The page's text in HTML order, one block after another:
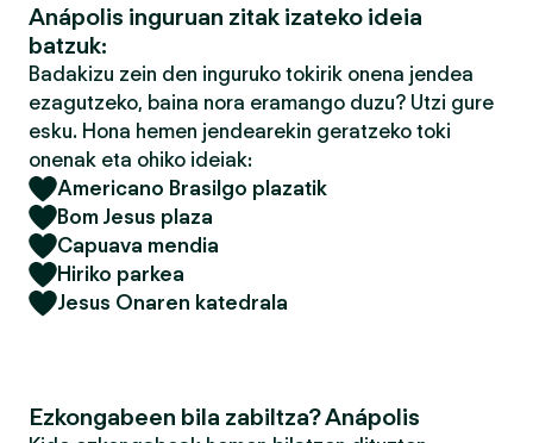
Anápolis inguruan zitak izateko ideia
batzuk:
Badakizu zein den inguruko tokirik onena jendea
ezagutzeko, baina nora eramango duzu? Utzi gure
esku. Hona hemen jendearekin geratzeko toki
onenak eta ohiko ideiak:
Americano Brasilgo plazatik
Bom Jesus plaza
Capuava mendia
Hiriko parkea
Jesus Onaren katedrala
Ezkongabeen bila zabiltza? Anápolis